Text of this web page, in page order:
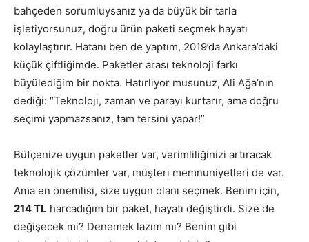
bahçeden sorumluysanız ya da büyük bir tarla
işletiyorsunuz, doğru ürün paketi seçmek hayatı
kolaylaştırır. Hatanı ben de yaptım, 2019’da Ankara’daki
küçük çiftliğimde. Paketler arası teknoloji farkı
büyülediğim bir nokta. Hatırlıyor musunuz, Ali Ağa’nın
dediği: “Teknoloji, zaman ve parayı kurtarır, ama doğru
seçimi yapmazsanız, tam tersini yapar!”
Bütçenize uygun paketler var, verimliliğinizi artıracak
teknolojik çözümler var, müşteri memnuniyetleri de var.
Ama en önemlisi, size uygun olanı seçmek. Benim için,
214 TL harcadığım bir paket, hayatı değiştirdi. Size de
değişecek mi? Denemek lazım mı? Benim gibi